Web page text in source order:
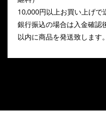
10,000円以上お買い上げで
銀行振込の場合は入金確認
以内に商品を発送致します。